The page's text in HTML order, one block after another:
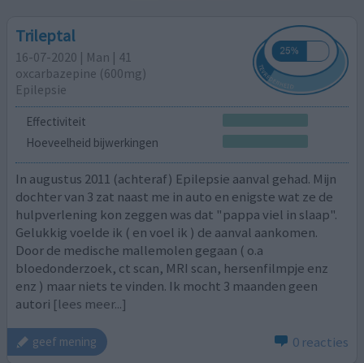
Trileptal
16-07-2020 | Man | 41
oxcarbazepine (600mg)
Epilepsie
Effectiviteit
Hoeveelheid bijwerkingen
In augustus 2011 (achteraf) Epilepsie aanval gehad. Mijn
dochter van 3 zat naast me in auto en enigste wat ze de
hulpverlening kon zeggen was dat "pappa viel in slaap".
Gelukkig voelde ik ( en voel ik ) de aanval aankomen.
Door de medische mallemolen gegaan ( o.a
bloedonderzoek, ct scan, MRI scan, hersenfilmpje enz
enz ) maar niets te vinden. Ik mocht 3 maanden geen
autori [lees meer...]
geef mening 0 reacties